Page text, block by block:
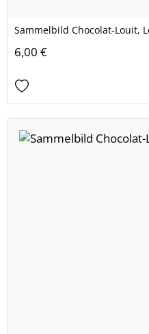
Sammelbild Chocolat-Louit,
6,00 €